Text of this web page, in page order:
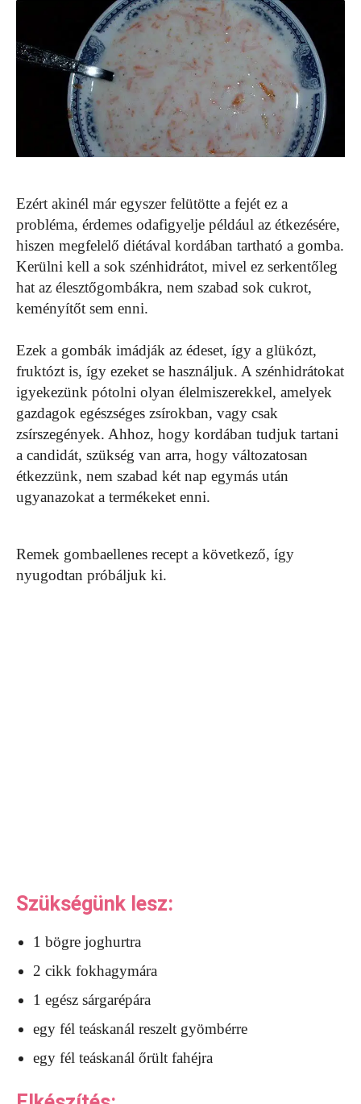
Ezért akinél már egyszer felütötte a fejét ez a
probléma, érdemes odafigyelje például az étkezésére,
hiszen megfelelő diétával kordában tartható a gomba.
Kerülni kell a sok szénhidrátot, mivel ez serkentőleg
hat az élesztőgombákra, nem szabad sok cukrot,
keményítőt sem enni.
Ezek a gombák imádják az édeset, így a glükózt,
fruktózt is, így ezeket se használjuk. A szénhidrátokat
igyekezünk pótolni olyan élelmiszerekkel, amelyek
gazdagok egészséges zsírokban, vagy csak
zsírszegények. Ahhoz, hogy kordában tudjuk tartani
a candidát, szükség van arra, hogy változatosan
étkezzünk, nem szabad két nap egymás után
ugyanazokat a termékeket enni.
Remek gombaellenes recept a következő, így
nyugodtan próbáljuk ki.
Szükségünk lesz:
1 bögre joghurtra
2 cikk fokhagymára
1 egész sárgarépára
egy fél teáskanál reszelt gyömbérre
egy fél teáskanál őrült fahéjra